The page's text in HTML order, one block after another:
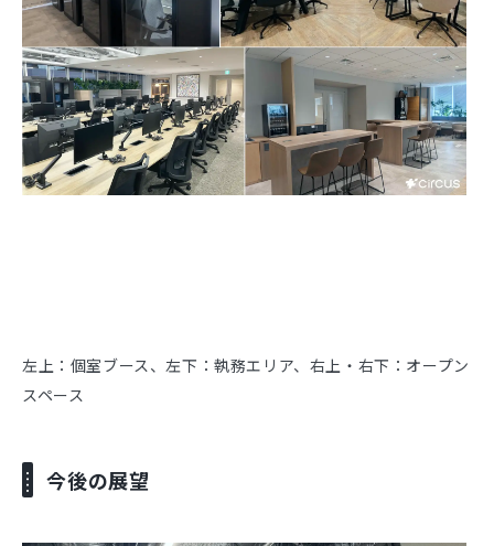
左上：個室ブース、左下：執務エリア、右上・右下：オープン
スペース
今後の展望